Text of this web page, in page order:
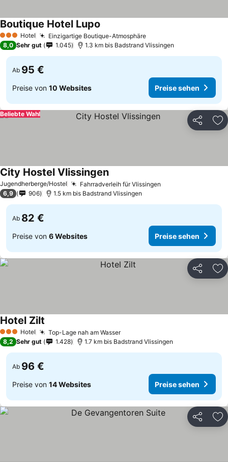
3 SterneHotel Einzigartige Boutique-Atmosphäre
Boutique Hotel Lupo
8,0 Sehr gut 1.045 1.3 km bis Badstrand Vlissingen
Ab 95 €
Preise von 10 Websites Preise sehen
Teilen
Beliebte Wahl
Jugendherberge/Hostel Fahrradverleih für Vlissingen
City Hostel Vlissingen
6,9 906 1.5 km bis Badstrand Vlissingen
Ab 82 €
Preise von 6 Websites Preise sehen
Teilen
3 SterneHotel Top-Lage nah am Wasser
Hotel Zilt
8,2 Sehr gut 1.428 1.7 km bis Badstrand Vlissingen
Ab 96 €
Preise von 14 Websites Preise sehen
Teilen